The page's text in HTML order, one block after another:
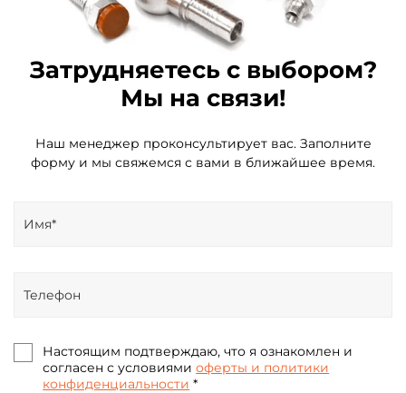
Затрудняетесь с выбором?
Мы на связи!
Наш менеджер проконсультирует вас. Заполните
форму и мы свяжемся с вами в ближайшее время.
Настоящим подтверждаю, что я ознакомлен и
согласен с условиямиоферты и политики
конфиденциальности *